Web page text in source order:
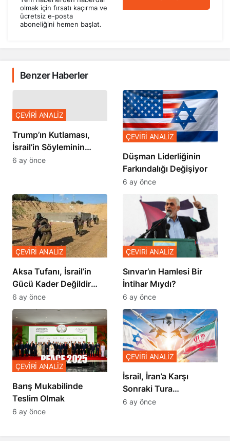
olmak için fırsatı kaçırma ve
ücretsiz e-posta
aboneliğini hemen başlat.
Benzer Haberler
Trump’ın Kutlaması,
İsrail’in Söyleminin
Teyidi
ÇEVİRİ ANALİZ
6 ay önce
Düşman Liderliğinin
Farkındalığı Değişiyor
ÇEVİRİ ANALİZ
6 ay önce
Aksa Tufanı, İsrail’in
Gücü Kader Değildir
Diyor
ÇEVİRİ ANALİZ
6 ay önce
Sınvar’ın Hamlesi Bir
İntihar Mıydı?
ÇEVİRİ ANALİZ
6 ay önce
Barış Mukabilinde
Teslim Olmak
ÇEVİRİ ANALİZ
6 ay önce
İsrail, İran’a Karşı
Sonraki Tura
Hazırlanıyor
ÇEVİRİ ANALİZ
6 ay önce